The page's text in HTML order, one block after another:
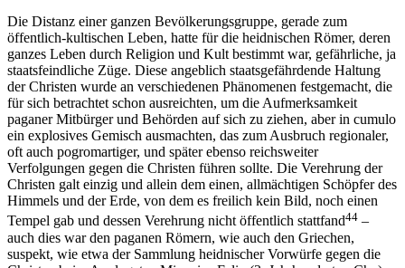
Die Distanz einer ganzen Bevölkerungsgruppe, gerade zum
öffentlich-kultischen Leben, hatte für die heidnischen Römer, deren
ganzes Leben durch Religion und Kult bestimmt war, gefährliche, ja
staatsfeindliche Züge. Diese angeblich staatsgefährdende Haltung
der Christen wurde an verschiedenen Phänomenen festgemacht, die
für sich betrachtet schon ausreichten, um die Aufmerksamkeit
paganer Mitbürger und Behörden auf sich zu ziehen, aber in cumulo
ein explosives Gemisch ausmachten, das zum Ausbruch regionaler,
oft auch pogromartiger, und später ebenso reichsweiter
Verfolgungen gegen die Christen führen sollte. Die Verehrung der
Christen galt einzig und allein dem einen, allmächtigen Schöpfer des
Himmels und der Erde, von dem es freilich kein Bild, noch einen
Tempel gab und dessen Verehrung nicht öffentlich stattfand44 –
auch dies war den paganen Römern, wie auch den Griechen,
suspekt, wie etwa der Sammlung heidnischer Vorwürfe gegen die